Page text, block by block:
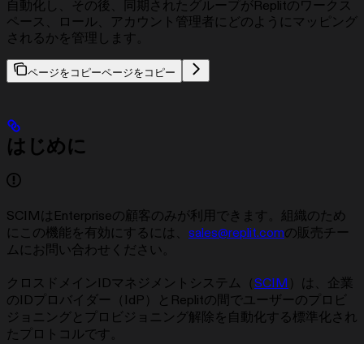
自動化し、その後、同期されたグループがReplitのワークス
ペース、ロール、アカウント管理者にどのようにマッピング
されるかを管理します。
ページをコピーページをコピー
はじめに
SCIMはEnterpriseの顧客のみが利用できます。組織のため
にこの機能を有効にするには、 sales@replit.comの販売チー
ムにお問い合わせください。
クロスドメインIDマネジメントシステム（SCIM ）は、企業
のIDプロバイダー（IdP）とReplitの間でユーザーのプロビ
ジョニングとプロビジョニング解除を自動化する標準化され
たプロトコルです。